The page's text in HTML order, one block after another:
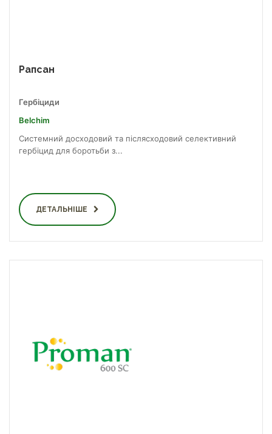
Рапсан
Гербіциди
Belchim
Системний досходовий та післясходовий селективний
гербіцид для боротьби з...
ДЕТАЛЬНІШЕ